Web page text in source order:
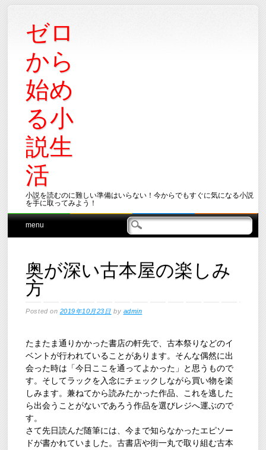
ゼロ
から
始め
る小
説生
活
小説を読むのに難しい準備はいらない！今からでもすぐに気になる小説
を手に取ってみよう！
Main menu
Skip
menu
奥が深い古本屋の楽しみ
方
Posted on 2019年10月23日 by admin
たまたま通りかかった書店の軒先で、古本祭りなどのイ
ベントが行われていることがあります。そんな偶然に出
会った時は「今日ここを通ってよかった」と思うもので
す。そしてラックを入念にチェックしながら買い物を楽
しみます。兼ねてから読みたかった作品、これを逃した
ら出会うことがないであろう作品を選びレジへ運ぶので
す。
さて先日読んだ随筆には、今まで知らなかったエピソー
ドが書かれていました。古書店や街一丸で取り組む古本